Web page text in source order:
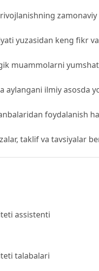
yuzasidan keng fikr
muammolarni
aylangani ilmiy asosda
foydalanish
taklif va tavsiyalar
assistenti
talabalari